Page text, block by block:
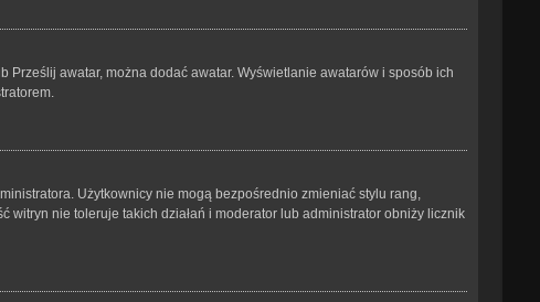
Prześlij awatar, można dodać awatar. Wyświetlanie awatarów i sposób ich
Użytkownicy nie mogą bezpośrednio zmieniać stylu rang,
nie toleruje takich działań i moderator lub administrator obniży licznik